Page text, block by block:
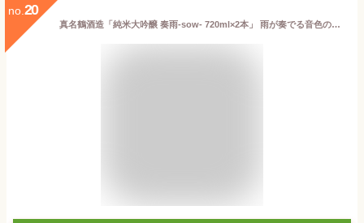
no. 20
真名鶴酒造「純米大吟醸 奏雨-sow- 720ml×2本」 雨が奏でる音色のような甘やかで爽やかなお酒